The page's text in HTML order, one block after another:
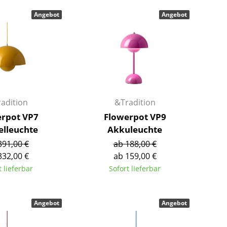
Barmöbel
Einzelteile
... alle Aufbewahrungsmöbel
Outdoor-Leuchten
... alle Leuchten
Esszimmer
VP7
€
€
lieferbar
Angebot
&Tradition
Flowerpot VP9
Akkuleuchte
ab 188,00 €
ab 159,00 €
Sofort lieferbar
Angebot
Angebot Angebot